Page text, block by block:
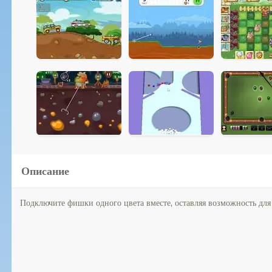
Описание
Подключите фишки одного цвета вместе, оставляя возможность